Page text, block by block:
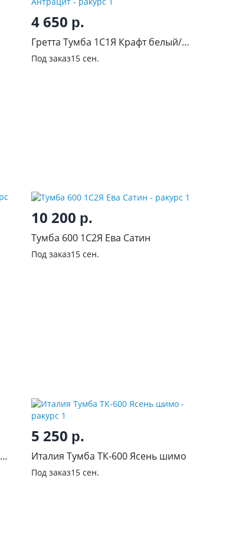
4 650 р.
Гретта Тумба 1С1Я Крафт белый/
Антрацит
Под заказ15 сен.
10 200 р.
Тумба 600 1С2Я Ева Сатин
Под заказ15 сен.
5 250 р.
Италия Тумба ТК-600 Ясень шимо
Под заказ15 сен.